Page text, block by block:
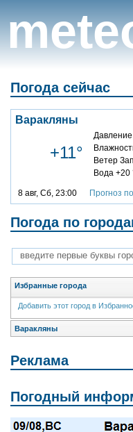
Погода сейчас
Варакляны
+11°
Ветер
Вода +20
8 авг, Сб, 23:00 Прогноз
Погода по
Избранные города
Добавить этот город в
Варакляны
Реклама
Погодный